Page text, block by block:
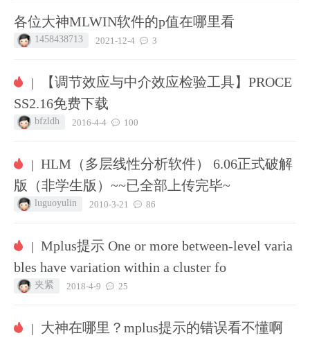
各位大神MLWIN软件的p值在哪里看
1458438713 2021-12-4 3
|
【调节效应与中介效应检验工具】PROCE
SS2.16免费下载
bfzldh 2016-4-4 100
| HLM（多层线性分析软件） 6.06正式破解
版（非学生版）~~已全部上传完毕~
luguoyulin 2010-3-21 86
| Mplus提示 One or more between-level varia
bles have variation within a cluster fo
夹紧 2018-4-9 25
| 大神在哪里？mplus提示的错误看不懂啊